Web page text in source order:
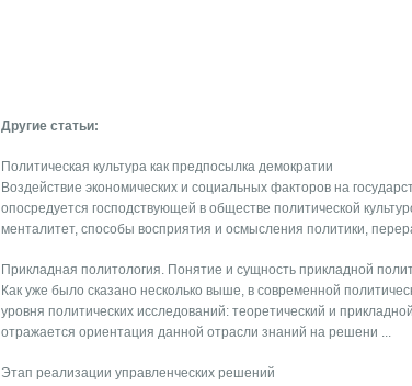
Другие статьи:
Политическая культура как предпосылка демократии
Воздействие экономических и социальных факторов на
опосредуется господствующей в обществе политической
менталитет, способы восприятия и осмысления политики,
Прикладная политология. Понятие и сущность прикладной
Как уже было сказано несколько выше, в современной
уровня политических исследований: теоретический и
отражается ориентация данной отрасли знаний на решени ...
Этап реализации управленческих решений